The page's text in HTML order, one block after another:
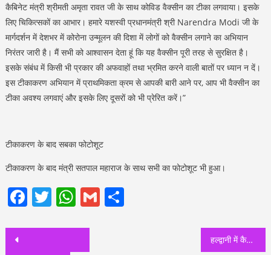
कैबिनेट मंत्री श्रीमती अमृता रावत जी के साथ कोविड वैक्सीन का टीका लगवाया। इसके
लिए चिकित्सकों का आभार। हमारे यशस्वी प्रधानमंत्री श्री Narendra Modi जी के
मार्गदर्शन में देशभर में कोरोना उन्मूलन की दिशा में लोगों को वैक्सीन लगाने का अभियान
निरंतर जारी है। मैं सभी को आश्वासन देता हूं कि यह वैक्सीन पूरी तरह से सुरक्षित है।
इसके संबंध में किसी भी प्रकार की अफवाहों तथा भ्रमित करने वाली बातों पर ध्यान न दें।
इस टीकाकरण अभियान में प्राथमिकता क्रम से आपकी बारी आने पर, आप भी वैक्सीन का
टीका अवश्य लगवाएं और इसके लिए दूसरों को भी प्रेरित करें।”
टीकाकरण के बाद सबका फोटोशूट
टीकाकरण के बाद मंत्री सतपाल महाराज के साथ सभी का फोटोशूट भी हुआ।
Facebook
Twitter
WhatsApp
GmailShare
Post
हल्द्वानी में कैबिनेट मंत्री यशपाल आर्य ने लगवाया कोरोना का टीका